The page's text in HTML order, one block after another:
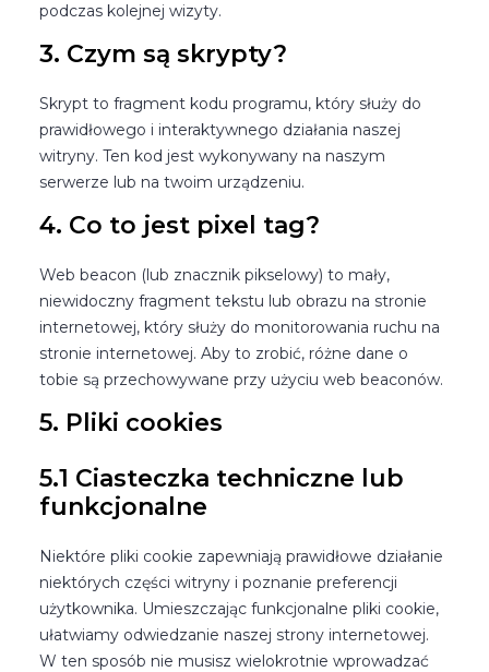
podczas kolejnej wizyty.
3. Czym są skrypty?
Skrypt to fragment kodu programu, który służy do
prawidłowego i interaktywnego działania naszej
witryny. Ten kod jest wykonywany na naszym
serwerze lub na twoim urządzeniu.
4. Co to jest pixel tag?
Web beacon (lub znacznik pikselowy) to mały,
niewidoczny fragment tekstu lub obrazu na stronie
internetowej, który służy do monitorowania ruchu na
stronie internetowej. Aby to zrobić, różne dane o
tobie są przechowywane przy użyciu web beaconów.
5. Pliki cookies
5.1 Ciasteczka techniczne lub
funkcjonalne
Niektóre pliki cookie zapewniają prawidłowe działanie
niektórych części witryny i poznanie preferencji
użytkownika. Umieszczając funkcjonalne pliki cookie,
ułatwiamy odwiedzanie naszej strony internetowej.
W ten sposób nie musisz wielokrotnie wprowadzać